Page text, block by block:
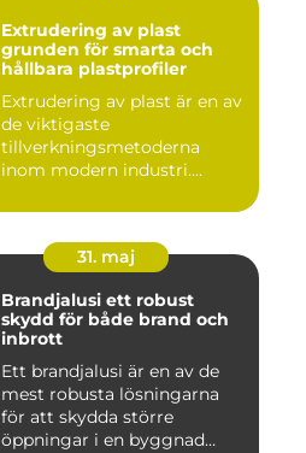
Extrudering av plast
grunden för smarta och
hållbara plastprofiler
Extrudering av plast är en av
de viktigaste
tillverkningsmetoderna
inom modern industri.
31. maj
Brandjalusi ett robust
skydd för både brand och
inbrott
Ett brandjalusi är en av de
mest robusta lösningarna
för att skydda större
öppningar i en byggnad